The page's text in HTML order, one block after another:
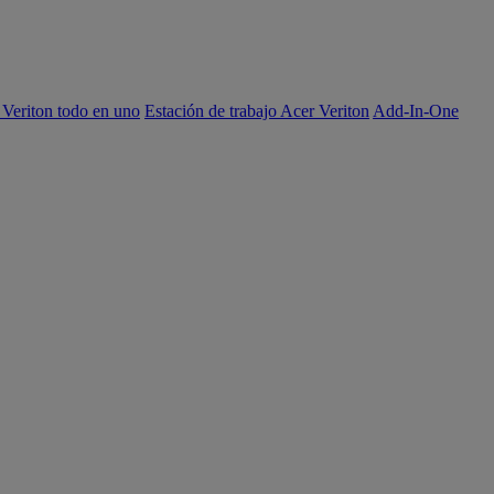
todo en uno Estación de trabajo Acer Veriton Add-In-One